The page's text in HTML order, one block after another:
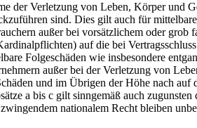
der Verletzung von Leben, Körper und
sind. Dies gilt auch für
außer bei vorsätzlichem oder
auf die bei
Folgeschäden wie insbesondere
außer bei der Verletzung von
und im Übrigen der Höhe nach
a bis c gilt sinngemäß auch
nationalem Recht bleiben